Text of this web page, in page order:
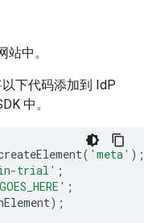
中。
下代码添加到 IdP
中。
( 'meta' );
trial' ;
;
);